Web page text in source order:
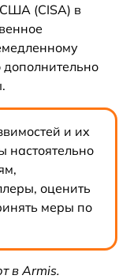
США (CISA) в
и их
настоятельно
оценить
меры по
в Armis.